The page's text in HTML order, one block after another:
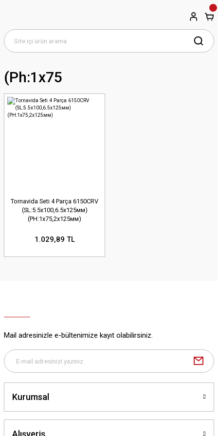
(ph:1х75
Tornavida Seti 4 Parça 6150CRV
(SL:5.5х100,6.5х125мм)
(PH:1х75,2х125мм)
1.029,89 TL
Mail adresinizle e-bültenimize kayıt olabilirsiniz.
Kurumsal